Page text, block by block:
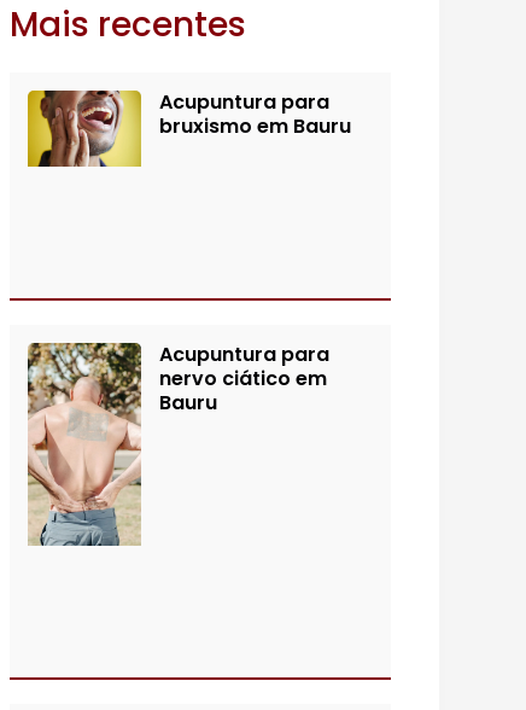
Mais recentes
Acupuntura para
bruxismo em Bauru
Acupuntura para
nervo ciático em
Bauru